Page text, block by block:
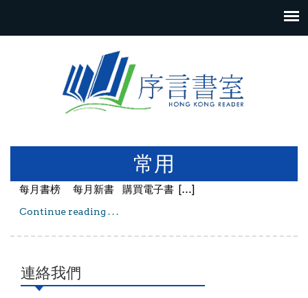
常用
每月書榜 每月新書 購買電子書 […]
Continue reading . . .常用
連絡我們